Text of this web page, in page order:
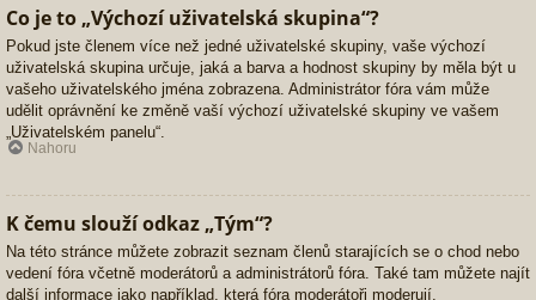
Co je to „Výchozí uživatelská skupina“?
Pokud jste členem více než jedné uživatelské skupiny, vaše výchozí
uživatelská skupina určuje, jaká a barva a hodnost skupiny by měla být u
vašeho uživatelského jména zobrazena. Administrátor fóra vám může
udělit oprávnění ke změně vaší výchozí uživatelské skupiny ve vašem
„Uživatelském panelu“.
Nahoru
K čemu slouží odkaz „Tým“?
Na této stránce můžete zobrazit seznam členů starajících se o chod nebo
vedení fóra včetně moderátorů a administrátorů fóra. Také tam můžete najít
další informace jako například, která fóra moderátoři moderují.